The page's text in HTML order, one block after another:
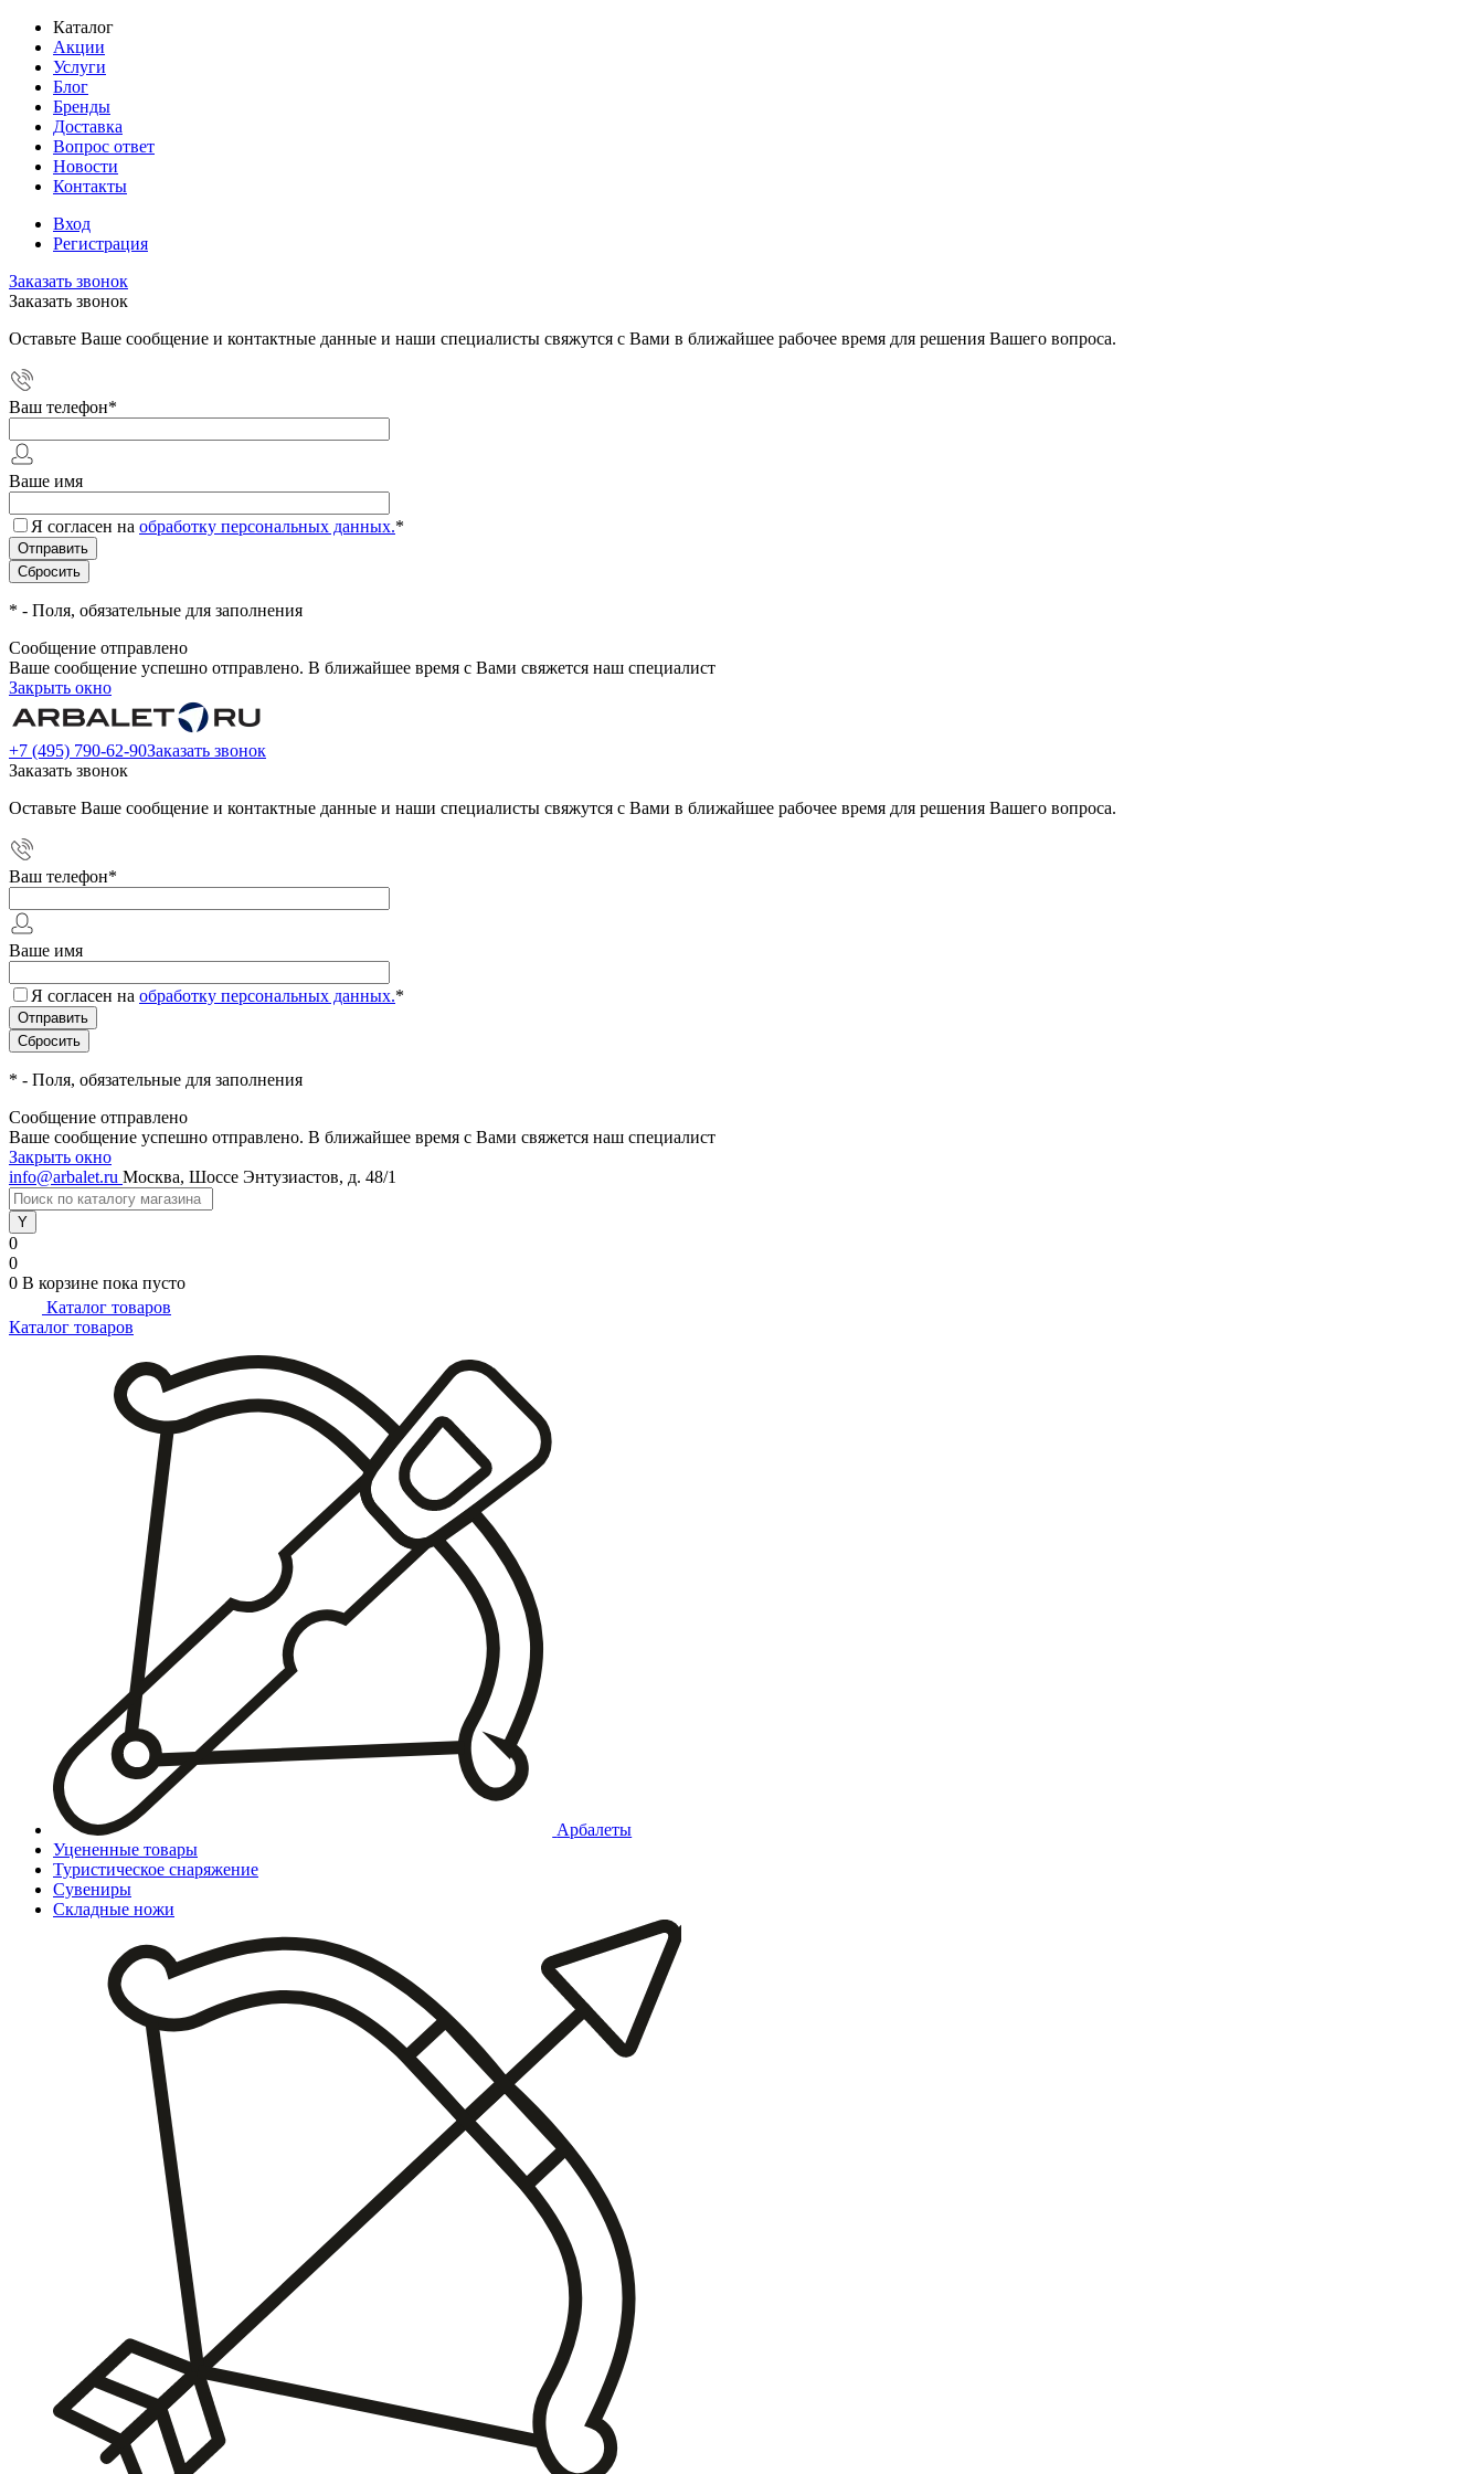
Каталог
Акции
Услуги
Блог
Бренды
Доставка
Вопрос ответ
Новости
Контакты
Вход
Регистрация
Заказать звонок
Заказать звонок
Оставьте Ваше сообщение и контактные данные и наши специалисты свяжутся с Вами в ближайшее рабочее время для решения Вашего вопроса.
Ваш телефон*
Ваше имя
Я согласен на обработку персональных данных.*
* - Поля, обязательные для заполнения
Сообщение отправлено
Ваше сообщение успешно отправлено. В ближайшее время с Вами свяжется наш специалист
Закрыть окно
+7 (495) 790-62-90Заказать звонок
Заказать звонок
Оставьте Ваше сообщение и контактные данные и наши специалисты свяжутся с Вами в ближайшее рабочее время для решения Вашего вопроса.
Ваш телефон*
Ваше имя
Я согласен на обработку персональных данных.*
* - Поля, обязательные для заполнения
Сообщение отправлено
Ваше сообщение успешно отправлено. В ближайшее время с Вами свяжется наш специалист
Закрыть окно
info@arbalet.ru Москва, Шоссе Энтузиастов, д. 48/1
0
0
0 В корзине пока пусто
Каталог товаров
Каталог товаров
Арбалеты
Уцененные товары
Туристическое снаряжение
Сувениры
Складные ножи